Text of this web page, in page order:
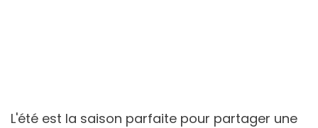
L'été est la saison parfaite pour partager une